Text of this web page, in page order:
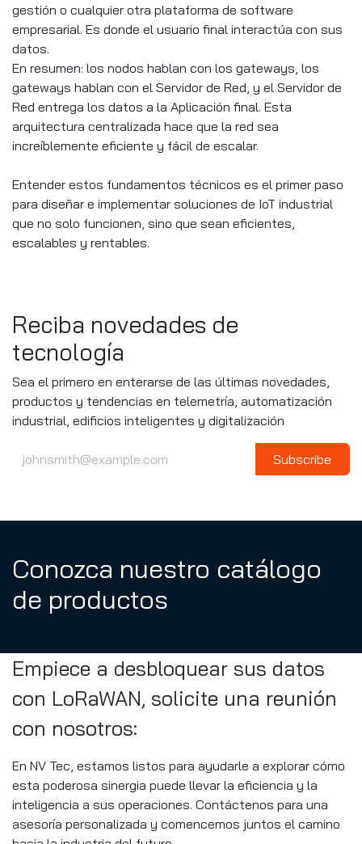
gestión o cualquier otra plataforma de software
empresarial. Es donde el usuario final interactúa con sus
datos.
En resumen: los nodos hablan con los gateways, los
gateways hablan con el Servidor de Red, y el Servidor de
Red entrega los datos a la Aplicación final. Esta
arquitectura centralizada hace que la red sea
increíblemente eficiente y fácil de escalar.
Entender estos fundamentos técnicos es el primer paso
para diseñar e implementar soluciones de IoT industrial
que no solo funcionen, sino que sean eficientes,
escalables y rentables.
Reciba novedades de
tecnología
Sea el primero en enterarse de las últimas novedades,
productos y tendencias en telemetría, automatización
industrial, edificios inteligentes y digitalización
Subscribe
Conozca nuestro catálogo
de productos
Empiece a desbloquear sus datos
con LoRaWAN, solicite una reunión
con nosotros:
En NV Tec, estamos listos para ayudarle a explorar cómo
esta poderosa sinergia puede llevar la eficiencia y la
inteligencia a sus operaciones. Contáctenos para una
asesoría personalizada y comencemos juntos el camino